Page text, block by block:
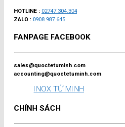
HOTLINE : 02747.304.304
ZALO : 0908.987.645
FANPAGE FACEBOOK
sales@quoctetuminh.com
accounting@quoctetuminh.com
INOX TỨ MINH
CHÍNH SÁCH